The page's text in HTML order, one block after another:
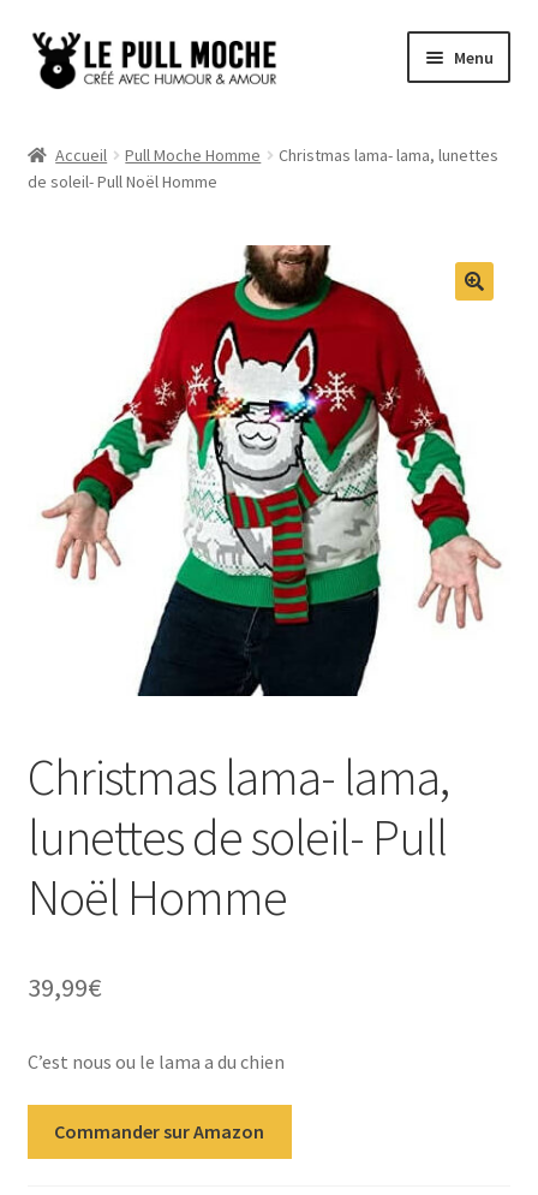
Aller
Aller
au
Menu
Pull Noël Femme
Pull Noël Promo
Accueil Pull Moche Homme
Christmas lama- lama, lunettes
de soleil- Pull Noël Homme
Christmas lama- lama,
lunettes de soleil- Pull
Noël Homme
39,99€
C’est nous ou le lama a du chien
Commander sur Amazon